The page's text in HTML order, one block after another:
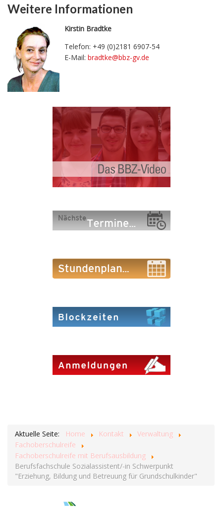
Weitere Informationen
Kirstin Bradtke
Telefon: +49 (0)2181 6907-54
E-Mail: bradtke@bbz-gv.de
Aktuelle Seite: Home Kontakt
Verwaltung
Fachoberschulreife
Fachoberschulreife mit Berufsausbildung
Berufsfachschule Sozialassistent/-in Schwerpunkt
"Erziehung, Bildung und Betreuung für Grundschulkinder"